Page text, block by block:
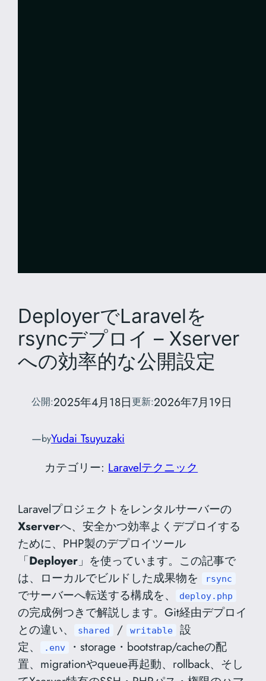
DeployerでLaravelを
rsyncデプロイ – Xserver
への効率的な公開設定
公開:2025年4月18日更新:2026年7月19日
—byYudai Tsuyuzaki
カテゴリー: Laravelテクニック
Laravelプロジェクトをレンタルサーバーの
Xserverへ、安全かつ効率よくデプロイする
ために、PHP製のデプロイツール
「Deployer 」を使っています。この記事で
は、ローカルでビルドした成果物を
rsync
でサーバーへ転送する構成を、 deploy.php
の完成例つきで解説します。Git経由デプロイ
との違い、
shared / writable
設
定、
.env
・storage・bootstrap/cacheの配
置、migrationやqueue再起動、rollback、そし